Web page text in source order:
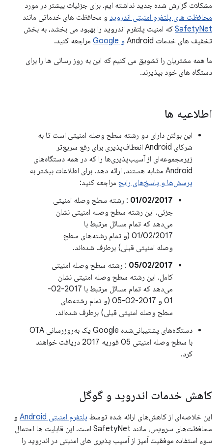
مشکلات گزارش شده جدید نداشته ایم. برای جزئیات بیشتر در مورد
محافظت های پلتفرم امنیتی اندروید و محافظت های خدماتی مانند
SafetyNet که امنیت پلتفرم اندروید را بهبود می بخشد، به بخش
تخفیف های خدمات Android
و Google
مراجعه کنید.
ما همه مشتریان را تشویق می کنیم که این به روز رسانی ها را برای
دستگاه های خود بپذیرند.
اطلاعیه ها
این بولتن دارای دو رشته سطح وصله امنیتی است تا به
شرکای Android انعطاف‌پذیری برای رفع سریع‌تر
زیرمجموعه‌ای از آسیب‌پذیری‌ها را که در همه دستگاه‌های
Android مشابه هستند، ارائه دهد. برای اطلاعات بیشتر به
پرسش‌ها و پاسخ‌های رایج مراجعه کنید:
01/02/2017 : رشته سطح وصله امنیتی
جزئی. این رشته سطح وصله امنیتی نشان
می‌دهد که تمام مسائل مرتبط با
01/02/2017 (و تمام رشته‌های سطح
وصله امنیتی قبلی) برطرف شده‌اند.
05/02/2017 : رشته سطح وصله امنیتی
کامل. این رشته سطح وصله امنیتی نشان
می‌دهد که تمام مسائل مرتبط با 2017-02-
01 و 2017-02-05 (و تمام رشته‌های
سطح وصله امنیتی قبلی) برطرف شده‌اند.
دستگاه‌های پشتیبانی‌شده Google یک به‌روزرسانی OTA
با سطح وصله امنیتی 05 فوریه 2017 دریافت خواهند
کرد.
کاهش خدمات اندروید و گوگل
این خلاصه‌ای از کاهش‌های ارائه شده توسط پلتفرم امنیتی Android
و
محافظت‌های سرویس، مانند SafetyNet است. این قابلیت ها احتمال
سوء استفاده موفقیت آمیز از آسیب پذیری های امنیتی در اندروید را